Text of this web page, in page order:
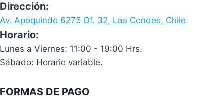
Dirección:
Av. Apoquindo 6275 Of. 32, Las Condes, Chile
Horario:
Lunes a Viernes: 11:00 - 19:00 Hrs.
Sábado: Horario variable.
FORMAS DE PAGO